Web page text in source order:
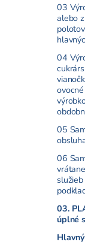
03
alebo
04
05
06
03.
úplné